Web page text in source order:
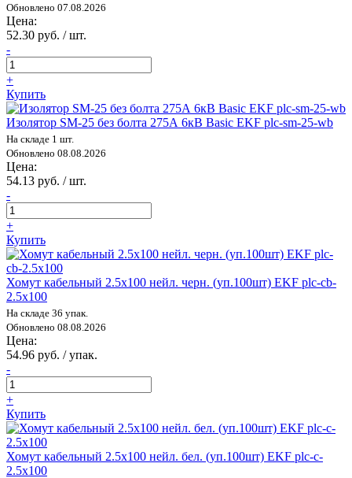
Обновлено 07.08.2026
Цена:
52.30 руб. / шт.
-
+
Купить
Изолятор SM-25 без болта 275А 6кВ Basic EKF plc-sm-25-wb
На складе 1 шт.
Обновлено 08.08.2026
Цена:
54.13 руб. / шт.
-
+
Купить
Хомут кабельный 2.5х100 нейл. черн. (уп.100шт) EKF plc-cb-
2.5x100
На складе 36 упак.
Обновлено 08.08.2026
Цена:
54.96 руб. / упак.
-
+
Купить
Хомут кабельный 2.5х100 нейл. бел. (уп.100шт) EKF plc-c-
2.5x100